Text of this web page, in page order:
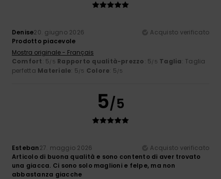
Denise20. giugno 2026
Acquisto verificato
Prodotto piacevole
Mostra originale - Français
Comfort: 5/5 Rapporto qualità-prezzo: 5/5 Taglia: Taglia
perfetta Materiale: 5/5 Colore: 5/5
5/5
Esteban27. maggio 2026
Acquisto verificato
Articolo di buona qualità e sono contento di aver trovato
una giacca. Ci sono solo maglioni e felpe, ma non
abbastanza giacche